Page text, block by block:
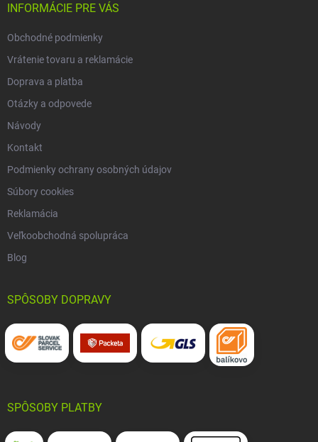
INFORMÁCIE PRE VÁS
Obchodné podmienky
Vrátenie tovaru a reklamácie
Doprava a platba
Otázky a odpovede
Návody
Kontakt
Podmienky ochrany osobných údajov
Súbory cookies
Reklamácia
Veľkoobchodná spolupráca
Blog
SPÔSOBY DOPRAVY
SPÔSOBY PLATBY